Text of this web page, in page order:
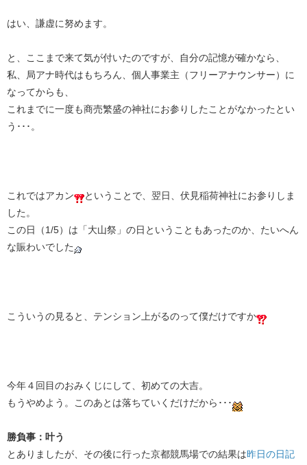
はい、謙虚に努めます。
と、ここまで来て気が付いたのですが、自分の記憶が確かなら、
私、局アナ時代はもちろん、個人事業主（フリーアナウンサー）に
なってからも、
これまでに一度も商売繁盛の神社にお参りしたことがなかったとい
う･･･。
これではアカン
ということで、翌日、伏見稲荷神社にお参りしま
した。
この日（1/5）は「大山祭」の日ということもあったのか、たいへん
な賑わいでした
こういうの見ると、テンション上がるのって僕だけですか
今年４回目のおみくじにして、初めての大吉。
もうやめよう。このあとは落ちていくだけだから･･･
勝負事：叶う
とありましたが、その後に行った京都競馬場での結果は昨日の日記